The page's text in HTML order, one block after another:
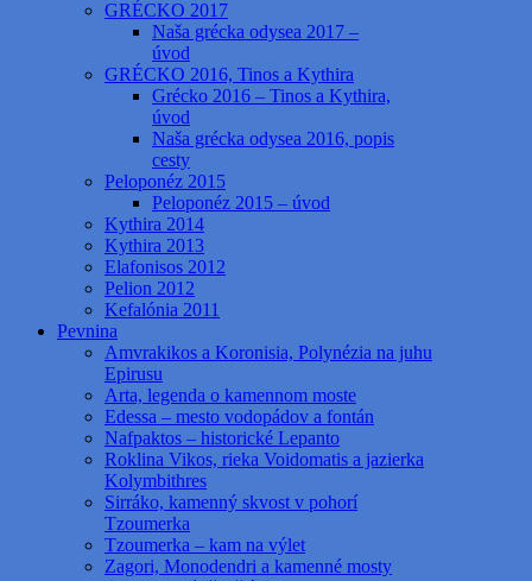
GRÉCKO 2017
Naša grécka odysea 2017 –
úvod
GRÉCKO 2016, Tinos a Kythira
Grécko 2016 – Tinos a Kythira,
úvod
Naša grécka odysea 2016, popis
cesty
Peloponéz 2015
Peloponéz 2015 – úvod
Kythira 2014
Kythira 2013
Elafonisos 2012
Pelion 2012
Kefalónia 2011
Pevnina
Amvrakikos a Koronisia, Polynézia na juhu
Epirusu
Arta, legenda o kamennom moste
Edessa – mesto vodopádov a fontán
Nafpaktos – historické Lepanto
Roklina Vikos, rieka Voidomatis a jazierka
Kolymbithres
Sirráko, kamenný skvost v pohorí
Tzoumerka
Tzoumerka – kam na výlet
Zagori, Monodendri a kamenné mosty